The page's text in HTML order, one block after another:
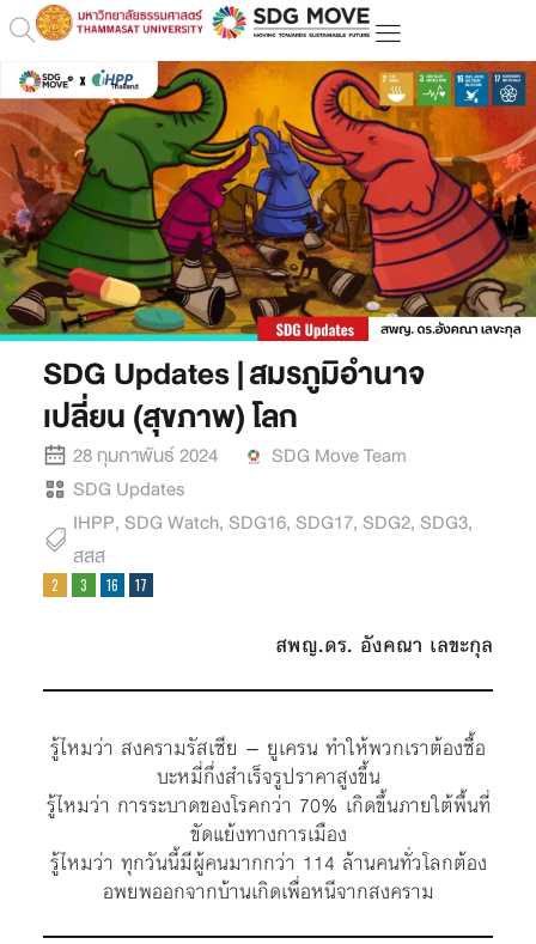
SDG Updates | สมรภูมิอำนาจ
เปลี่ยน (สุขภาพ) โลก
28 กุมภาพันธ์ 2024
SDG Move Team
SDG Updates
IHPP, SDG Watch, SDG16, SDG17, SDG2, SDG3,
สสส
สพญ.ดร. อังคณา เลขะกุล
รู้ไหมว่า สงครามรัสเซีย – ยูเครน ทำให้พวกเราต้องซื้อ
บะหมี่กึ่งสำเร็จรูปราคาสูงขึ้น
รู้ไหมว่า การระบาดของโรคกว่า 70% เกิดขึ้นภายใต้พื้นที่
ขัดแย้งทางการเมือง
รู้ไหมว่า ทุกวันนี้มีผู้คนมากกว่า 114 ล้านคนทั่วโลกต้อง
อพยพออกจากบ้านเกิดเพื่อหนีจากสงคราม